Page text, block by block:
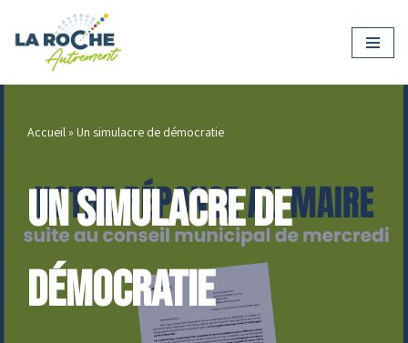
Aller
Accueil» Un simulacre de démocratie
Un simulacre de
démocratie